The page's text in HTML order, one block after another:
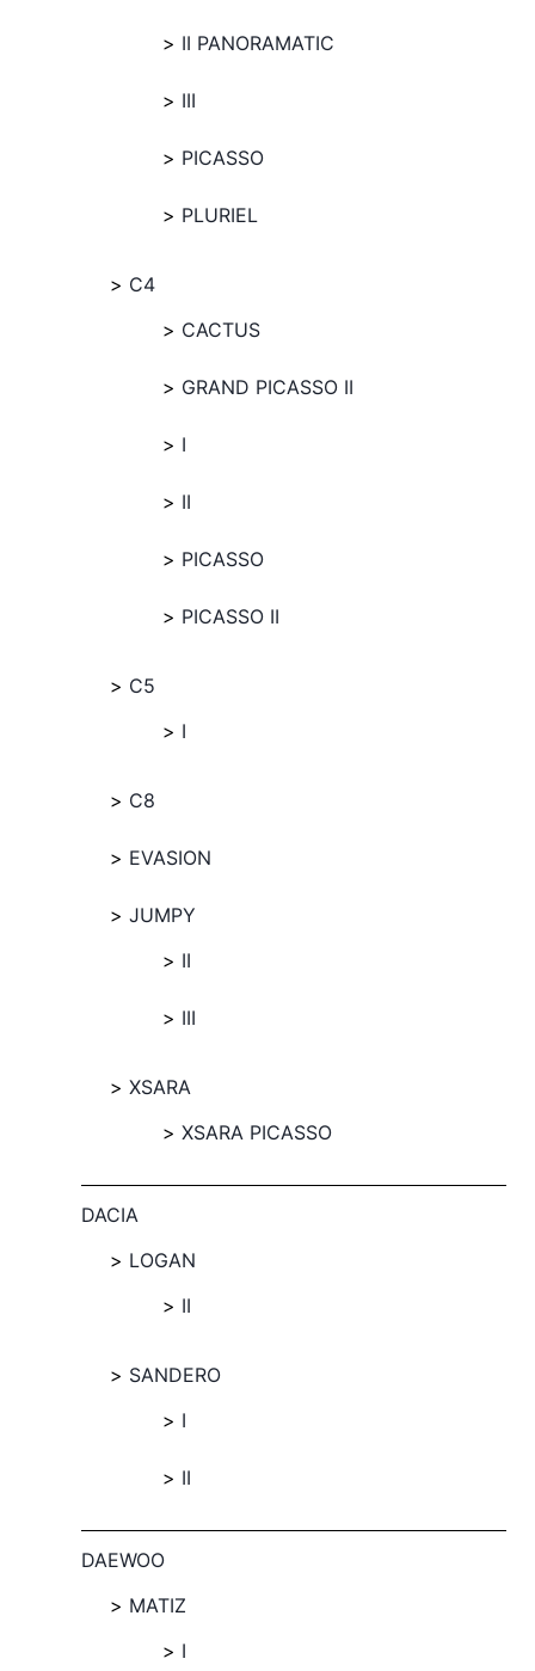
II PANORAMATIC
III
PICASSO
PLURIEL
C4
CACTUS
GRAND PICASSO II
I
II
PICASSO
PICASSO II
C5
I
C8
EVASION
JUMPY
II
III
XSARA
XSARA PICASSO
DACIA
LOGAN
II
SANDERO
I
II
DAEWOO
MATIZ
I